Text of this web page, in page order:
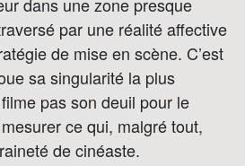
dans une zone presque
par une réalité affective
de mise en scène. C’est
sa singularité la plus
pas son deuil pour le
ce qui, malgré tout,
de cinéaste.